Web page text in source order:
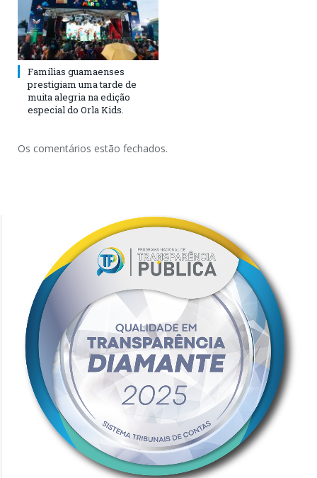
Famílias guamaenses
prestigiam uma tarde de
muita alegria na edição
especial do Orla Kids.
Os comentários estão fechados.